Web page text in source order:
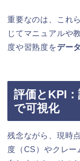
重要なのは、これ
じてマニュアルや
度や習熟度をデー
評価とKPI
で可視化
残念ながら、現時
度（CS）やクレ